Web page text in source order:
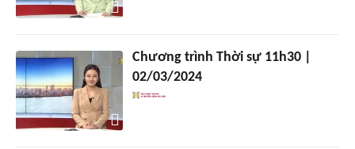
Chương trình Thời sự 11h30 |
02/03/2024